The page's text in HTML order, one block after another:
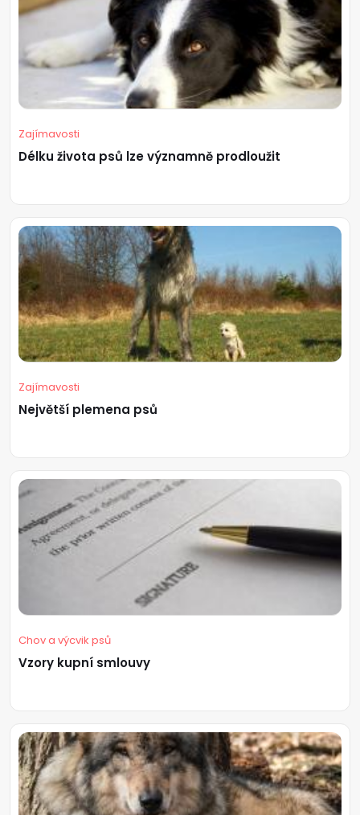
Zajímavosti
Délku života psů lze významně prodloužit
Zajímavosti
Největší plemena psů
Chov a výcvik psů
Vzory kupní smlouvy